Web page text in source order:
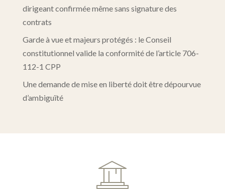
dirigeant confirmée même sans signature des
contrats
Garde à vue et majeurs protégés : le Conseil
constitutionnel valide la conformité de l’article 706-
112-1 CPP
Une demande de mise en liberté doit être dépourvue
d’ambiguïté